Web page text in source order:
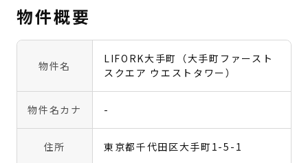
物件概要
物件名
LIFORK大手町（大手町ファースト
スクエア ウエストタワー）
物件名カナ -
住所 東京都千代田区大手町1-5-1